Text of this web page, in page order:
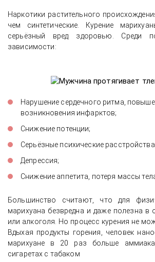
Наркотики растительного
чем синтетические. Курение
серьёзный вред здоровью. Среди
зависимости:
Нарушение сердечного ритма,
возникновения инфарктов;
Снижение потенции;
Серьёзные психические
Депрессия;
Снижение аппетита, потеря массы
Большинство считают, что для
марихуана безвредна и даже полезна в
или алкоголя. Но процесс курения не
Вдыхая продукты горения, человек
марихуане в 20 раз больше
сигаретах с табаком